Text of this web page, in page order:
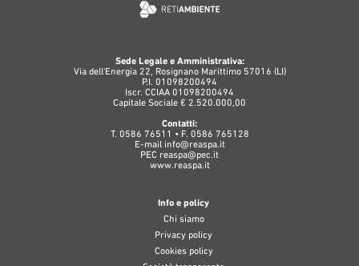
Sede Legale e Amministrativa:
Via dell'Energia 22, Rosignano Marittimo 57016 (LI)
P.I. 01098200494
Iscr. CCIAA 01098200494
Capitale Sociale € 2.520.000,00
Contatti:
T. 0586 76511 • F. 0586 765128
E-mail info@reaspa.it
PEC reaspa@pec.it
www.reaspa.it
Info e policy
Chi siamo
Privacy policy
Cookies policy